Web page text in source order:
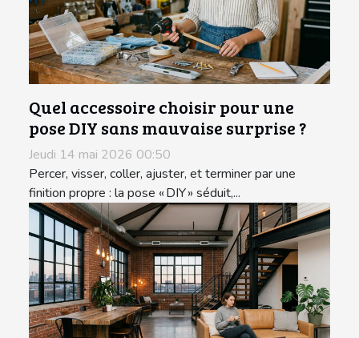
Quel accessoire choisir pour une
pose DIY sans mauvaise surprise ?
Jeudi 14 mai 2026 00:50
Percer, visser, coller, ajuster, et terminer par une
finition propre : la pose « DIY » séduit,...